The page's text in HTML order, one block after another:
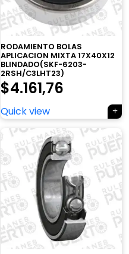
RODAMIENTO BOLAS
APLICACION MIXTA 17X40X12
BLINDADO(SKF-6203-
2RSH/C3LHT23)
$4.161,76
Quick view